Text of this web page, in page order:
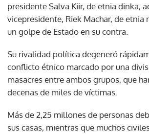
presidente Salva Kiir, de etnia dinka,
vicepresidente, Riek Machar, de etnia
un golpe de Estado en su contra.
Su rivalidad política degeneró
conflicto étnico marcado por una
masacres entre ambos grupos, que
decenas de miles de víctimas.
Más de 2,25 millones de personas
sus casas, mientras que muchos